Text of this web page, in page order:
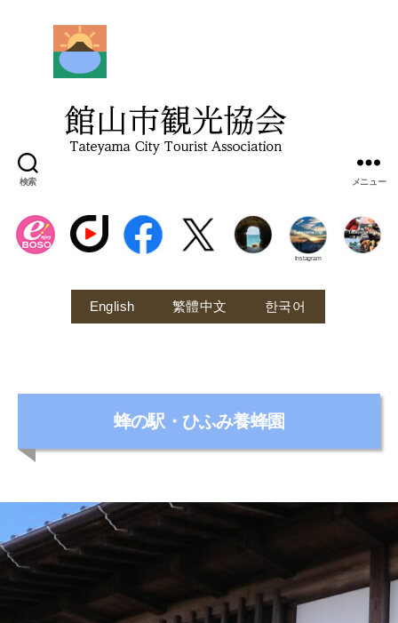
検索
光
協
会
メニュー
Instagram
English 繁體中文 한국어
テ
蜂の駅・ひふみ養蜂園